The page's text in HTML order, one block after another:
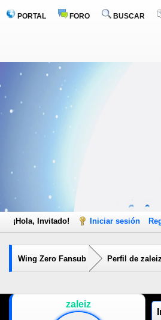
PORTAL FORO BUSCAR
¡Hola, Invitado! Iniciar sesión
Wing Zero Fansub Perfil de zaleiz
zaleiz